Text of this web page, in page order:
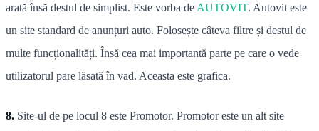
arată însă destul de simplist. Este vorba de AUTOVIT. Autovit este
un site standard de anunțuri auto. Folosește câteva filtre și destul de
multe funcționalități. Însă cea mai importantă parte pe care o vede
utilizatorul pare lăsată în vad. Aceasta este grafica.
8. Site-ul de pe locul 8 este Promotor. Promotor este un alt site